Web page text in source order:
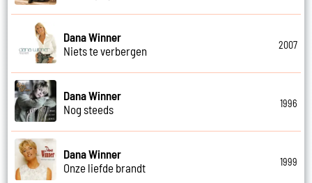
Dana Winner
Niets te verbergen
2007
Dana Winner
Nog steeds
1996
Dana Winner
Onze liefde brandt
1999